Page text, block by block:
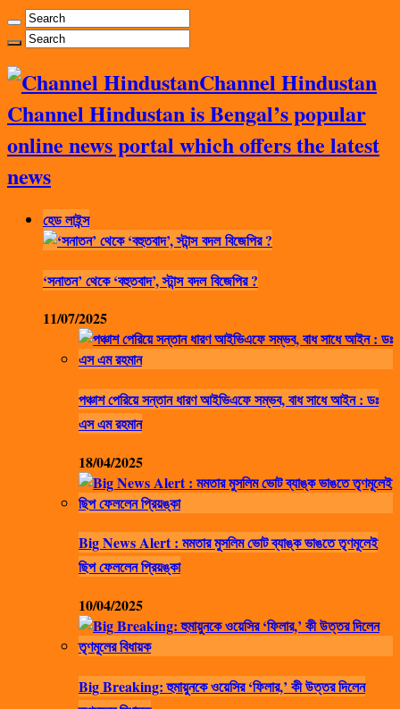
Channel Hindustan
Channel Hindustan is Bengal’s popular
online news portal which offers the latest
news
হেড লাইন্স
‘সনাতন’ থেকে ‘বহুতবাদ’, স্টান্স বদল বিজেপির ?
11/07/2025
পঞ্চাশ পেরিয়ে সন্তান ধারণ আইভিএফে সম্ভব, বাধ সাধে আইন : ডঃ
এস এম রহমান
18/04/2025
Big News Alert : মমতার মুসলিম ভোট ব্যাঙ্ক ভাঙতে তৃণমূলেই
ছিপ ফেললেন প্রিয়ঙ্কা
10/04/2025
Big Breaking: হুমায়ুনকে ওয়েসির ‘ফিলার,’ কী উত্তর দিলেন